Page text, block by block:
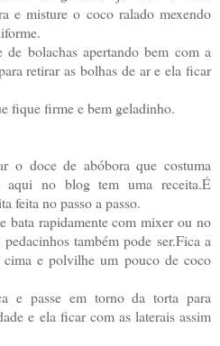
e misture o coco ralado mexendo
de bolachas apertando bem com a
retirar as bolhas de ar e ela ficar
fique firme e bem geladinho.
o doce de abóbora que costuma
aqui no blog tem uma receita.É
feita no passo a passo.
bata rapidamente com mixer ou no
também pode ser.Fica a
cima e polvilhe um pouco de coco
e passe em torno da torta para
e ela ficar com as laterais assim